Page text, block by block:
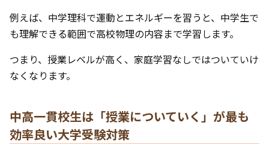
例えば、中学理科で運動とエネルギーを習うと、中学生で
も理解できる範囲で高校物理の内容まで学習します。
つまり、授業レベルが高く、家庭学習なしではついていけ
なくなります。
中高一貫校生は「授業についていく」が最も
効率良い大学受験対策